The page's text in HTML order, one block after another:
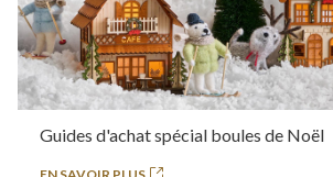
Guides d'achat spécial boules de Noël